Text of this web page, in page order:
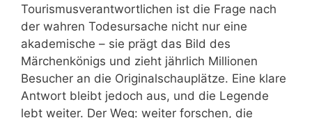
Tourismusverantwortlichen ist die Frage nach
der wahren Todesursache nicht nur eine
akademische – sie prägt das Bild des
Märchenkönigs und zieht jährlich Millionen
Besucher an die Originalschauplätze. Eine klare
Antwort bleibt jedoch aus, und die Legende
lebt weiter. Der Weg: weiter forschen, die